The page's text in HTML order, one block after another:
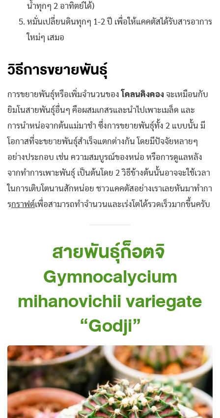
น้ำทุกๆ 2 อาทิตย์ได้)
หมั่นเปลี่ยนดินทุกๆ 1-2 ปี เพื่อให้แคคตัสได้รับสารอาการ
ใหม่ๆ เสมอ
วิธีการขยายพันธุ์
การขยายพันธุ์หรือเพิ่มจำนวนของ โคลนคิงคอง จะเหมือนกับ
ยิมโนสายพันธุ์อื่นๆ คือผสมเกสรและนำไปเพาะเมล็ด และ
การนำหน่อจากต้นแม่มาชำ ซึ่งการขยายพันธุ์ทั้ง 2 แบบนั้น มี
โอกาสที่จะขยายพันธุ์สำเร็จแตกต่างกัน โดยมีปัจจัยหลายๆ
อย่างประกอบ เช่น ความสมบูรณ์ของหน่อ หรือการดูแลหลัง
จากทำการเพาะพันธุ์ เป็นต้นโดย 2 วิธีข้างต้นนั้นอาจจะใช้เวลา
ในการเติบโตนานสักหน่อย ชาวแคคตัสอย่างเราเลยหันมาทำกา
รกราฟต์เพื่อสามารถทำจำนวนและเร่งโตได้รวดเร็วมากขึ้นครับ
สายพันธุ์ก็อตจิ
Gymnocalycium
mihanovichii variegate
“Godji”